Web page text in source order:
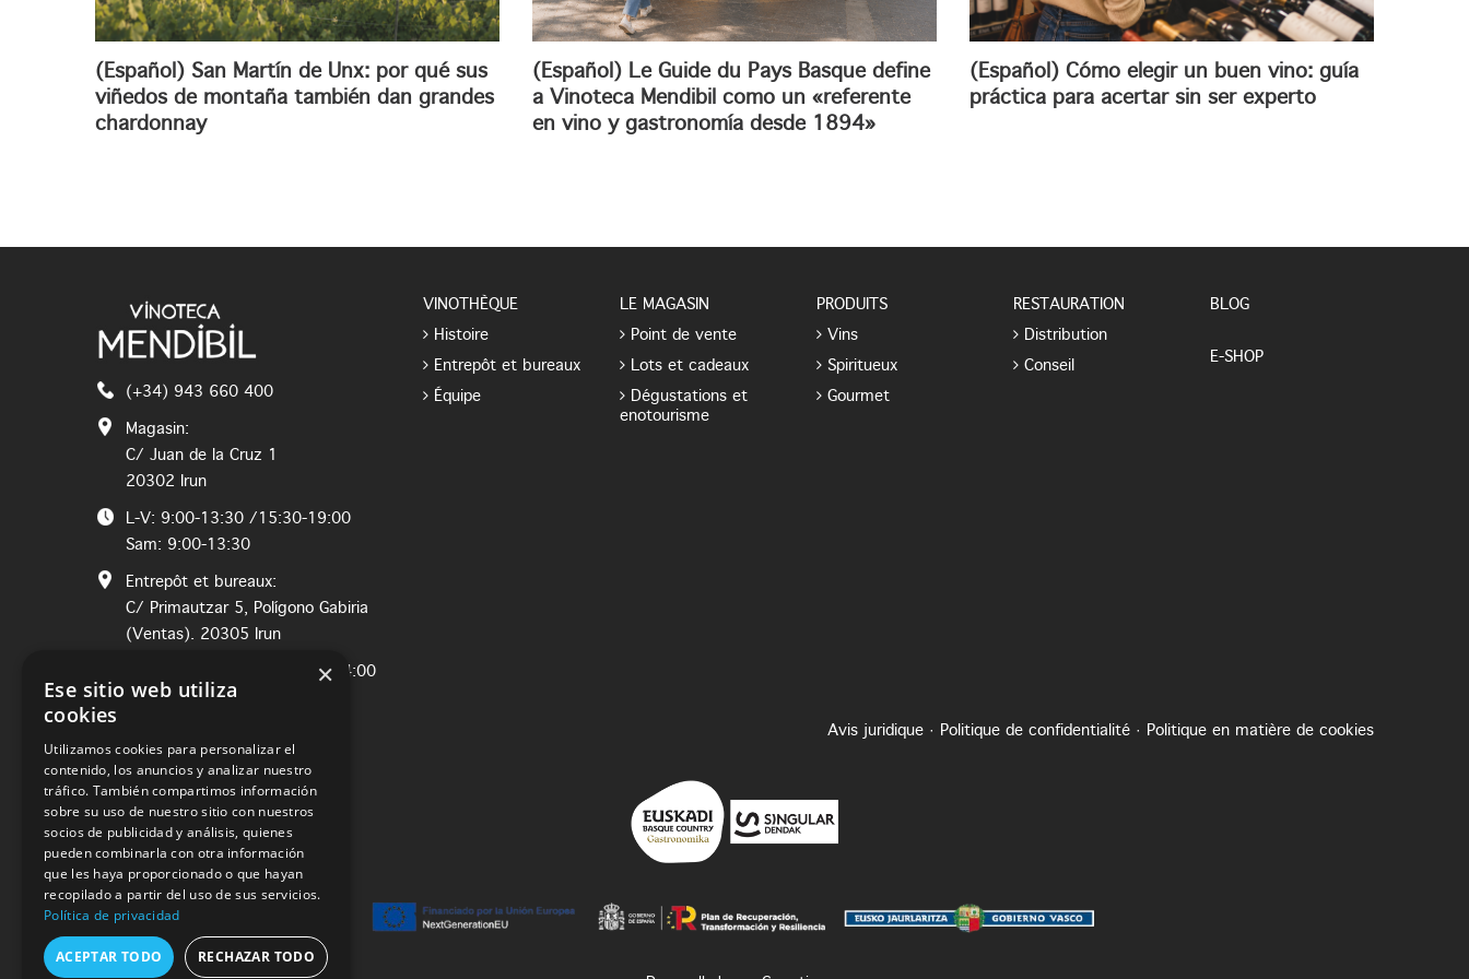
(Español) San Martín de Unx: por qué sus
viñedos de montaña también dan grandes
chardonnay
(Español) Le Guide du Pays Basque define
a Vinoteca Mendibil como un «referente
en vino y gastronomía desde 1894»
(Español) Cómo elegir un buen vino: guía
práctica para acertar sin ser experto
(+34) 943 660 400
Magasin:
C/ Juan de la Cruz 1
20302 Irun
L-V: 9:00-13:30 /15:30-19:00
Sam: 9:00-13:30
Entrepôt et bureaux:
C/ Primautzar 5, Polígono Gabiria
(Ventas). 20305 Irun
L-J: 8:00-12:30 / Vie: 8:00-14:00
VINOTHÈQUE
Histoire
Entrepôt et bureaux
Équipe
LE MAGASIN
Point de vente
Lots et cadeaux
Dégustations et
enotourisme
PRODUITS
Vins
Spiritueux
Gourmet
RESTAURATION
Distribution
Conseil
BLOG
E-SHOP
Avis juridique · Politique de confidentialité · Politique en matière de cookies
×
Ese sitio web utiliza
cookies
Utilizamos cookies para personalizar el
contenido, los anuncios y analizar nuestro
tráfico. También compartimos información
sobre su uso de nuestro sitio con nuestros
socios de publicidad y análisis, quienes
pueden combinarla con otra información
que les haya proporcionado o que hayan
recopilado a partir del uso de sus servicios.
Política de privacidad
ACEPTAR TODO RECHAZAR TODO